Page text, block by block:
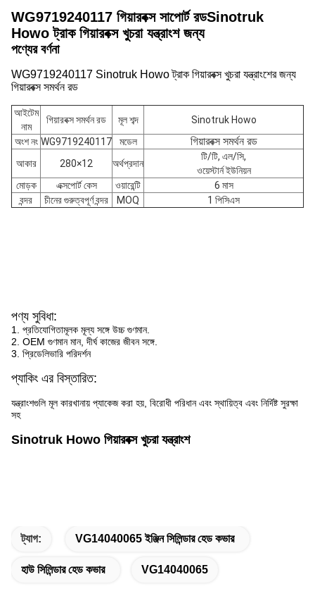
WG9719240117 গিয়ারবক্স সাপোর্ট রডSinotruk
Howo ট্রাক গিয়ারবক্স খুচরা যন্ত্রাংশ জন্য
পণ্যের বর্ণনা
WG9719240117 Sinotruk Howo ট্রাক গিয়ারবক্স খুচরা যন্ত্রাংশের জন্য
গিয়ারবক্স সমর্থন রড
আইটেম
নাম
গিয়ারবক্স সমর্থন রড মূল শব্দ
Sinotruk Howo
অংশ নং WG9719240117 মডেল গিয়ারবক্স সমর্থন রড
আকার 280×12 অর্থপ্রদান
টি/টি, এল/সি,
ওয়েস্টার্ন ইউনিয়ন
মোড়ক
এক্সপোর্ট কেস ওয়ারেন্টি
6 মাস
বন্দর
চীনের গুরুত্বপূর্ণ বন্দর MOQ 1 পিসিএস
পণ্য সুবিধা:
1. প্রতিযোগিতামূলক মূল্য সঙ্গে উচ্চ গুণমান.
2. OEM গুণমান মান, দীর্ঘ কাজের জীবন সঙ্গে.
3. প্রিডেলিভারি পরিদর্শন
প্যাকিং এর বিস্তারিত:
যন্ত্রাংশগুলি মূল কারখানায় প্যাকেজ করা হয়, বিরোধী পরিধান এবং স্থায়িত্ব এবং নির্দিষ্ট সুরক্ষা
সহ
Sinotruk Howo গিয়ারবক্স খুচরা যন্ত্রাংশ
ট্যাগ: VG14040065 ইঞ্জিন সিলিন্ডার হেড কভার
হাউ সিলিন্ডার হেড কভার VG14040065